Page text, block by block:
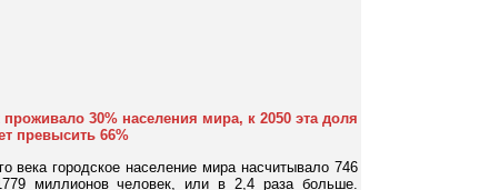
30% населения мира, к 2050 эта доля
превысить 66%
городское население мира насчитывало 746
миллионов человек, или в 2,4 раза больше.